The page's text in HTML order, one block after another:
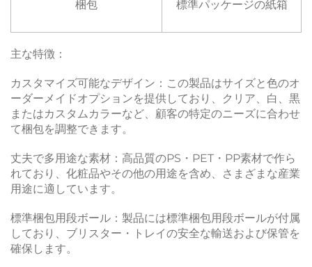
梱包 標準パッケージの紙箱
主な特徴：
カスタマイズ可能なデザイン：この製品はサイズと色のオ
ーダーメイドオプションを提供しており、クリア、白、黒
またはカスタムカラーなど、顧客の特定のニーズに合わせ
て梱包を調整できます。
丈夫で多用途な素材：高品質のPS・PET・PP素材で作ら
れており、化粧品やその他の用途を含め、さまざまな産業
用途に適しています。
標準梱包用段ボール：製品には標準梱包用段ボールが付属
しており、ブリスター・トレイの安全な輸送および保管を
確保します。